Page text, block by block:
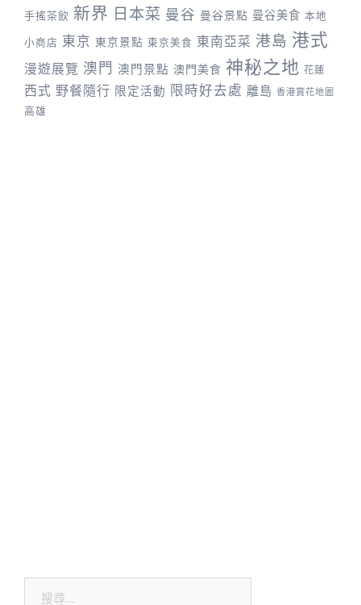
手搖茶飲 新界 日本菜 曼谷 曼谷景點 曼谷美食 本地
小商店 東京 東京景點 東京美食 東南亞菜 港島 港式
漫遊展覽 澳門 澳門景點 澳門美食 神秘之地 花蓮
西式 野餐隨行 限定活動 限時好去處 離島 香港賞花地圖
高雄